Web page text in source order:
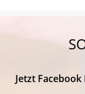
Jetzt